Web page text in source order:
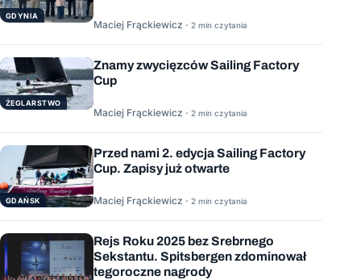
GDYNIA
Maciej Frąckiewicz · 2 min czytania
ŻEGLARSTWO
Znamy zwycięzców Sailing Factory
Cup
Maciej Frąckiewicz · 2 min czytania
GDAŃSK
Przed nami 2. edycja Sailing Factory
Cup. Zapisy już otwarte
Maciej Frąckiewicz · 2 min czytania
Rejs Roku 2025 bez Srebrnego
Sekstantu. Spitsbergen zdominował
tegoroczne nagrody